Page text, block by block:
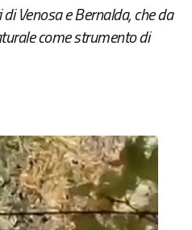
Venosa e Bernalda, che da
come strumento di